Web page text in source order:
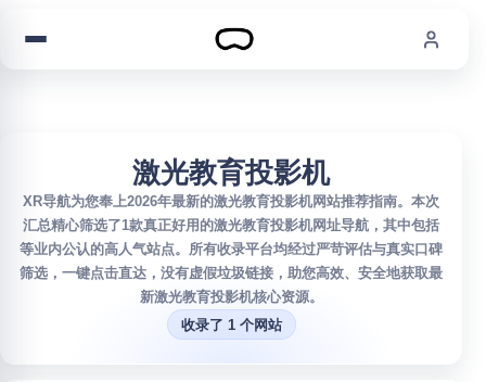
激光教育投影机
XR导航为您奉上2026年最新的激光教育投影机网站推荐指南。本次
汇总精心筛选了1款真正好用的激光教育投影机网址导航，其中包括
等业内公认的高人气站点。所有收录平台均经过严苛评估与真实口碑
筛选，一键点击直达，没有虚假垃圾链接，助您高效、安全地获取最
新激光教育投影机核心资源。
收录了 1 个网站